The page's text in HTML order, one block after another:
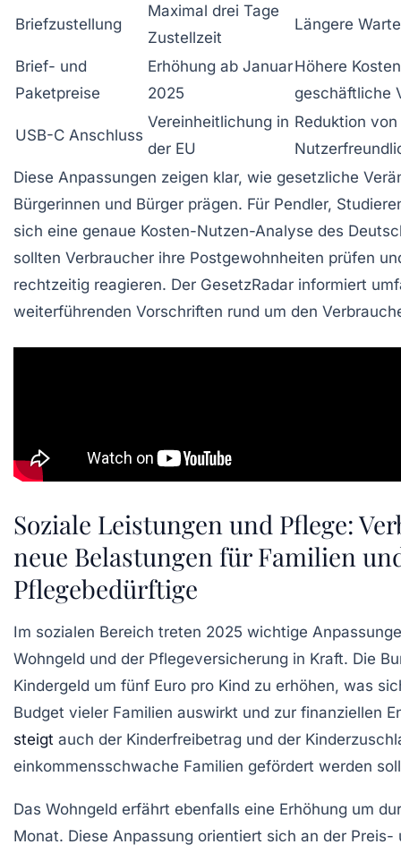
Briefzustellung
Maximal drei Tage
Zustellzeit
Längere
Brief- und
Paketpreise
Erhöhung ab Januar
2025
Höhere
geschäftliche
USB-C Anschluss
Vereinheitlichung in
der EU
Reduktion
Diese Anpassungen zeigen klar, wie gesetzliche
Bürgerinnen und Bürger prägen. Für Pendler,
sich eine genaue Kosten-Nutzen-Analyse des
sollten Verbraucher ihre Postgewohnheiten prüfen
rechtzeitig reagieren. Der GesetzRadar informiert
weiterführenden Vorschriften rund um den
Soziale Leistungen und Pflege:
neue Belastungen für Familien
Pflegebedürftige
Im sozialen Bereich treten 2025 wichtige
Wohngeld und der Pflegeversicherung in Kraft. Die
Kindergeld um fünf Euro pro Kind zu erhöhen, was
Budget vieler Familien auswirkt und zur finanziellen
steigt auch der Kinderfreibetrag und der
einkommensschwache Familien gefördert werden
Das Wohngeld erfährt ebenfalls eine Erhöhung um
Monat. Diese Anpassung orientiert sich an der